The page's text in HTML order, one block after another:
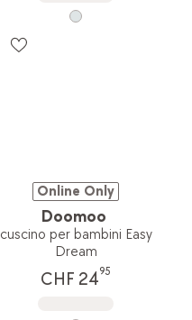
Online Only
Doomoo
cuscino per bambini Easy
Dream
CHF 2495